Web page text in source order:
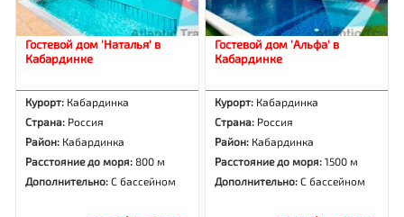
Гостевой дом 'Наталья' в
Кабардинке
Курорт: Кабардинка
Страна: Россия
Район: Кабардинка
Расстояние до моря:800 м
Дополнительно:С бассейном
Гостевой дом 'Альфа' в
Кабардинке
Курорт: Кабардинка
Страна: Россия
Район: Кабардинка
Расстояние до моря:1500 м
Дополнительно:С бассейном